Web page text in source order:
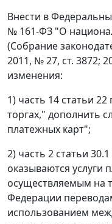
Внести в
№ 161-ФЗ "О
(Собрание
2011, № 27, ст. 3872;
изменения:
1) часть 14 статьи
торгах," дополнить
платежных карт";
2) часть 2 статьи
оказываются услуги
осуществляемым на
Федерации
использованием